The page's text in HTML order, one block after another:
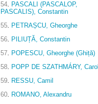
54. PASCALI (PASCALOP,
PASCALIS), Constantin
55. PETRAȘCU, Gheorghe
56. PILIUȚĂ, Constantin
57. POPESCU, Gheorghe (Ghiță)
58. POPP DE SZATHMÁRY, Carol
59. RESSU, Camil
60. ROMANO, Alexandru